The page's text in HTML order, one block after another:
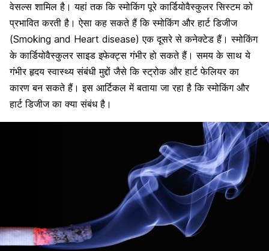
वेसल्स शामिल है। यहां तक कि स्मोकिंग पूरे कार्डियोवैस्कुलर सिस्टम को
प्रभावित करती है। ऐसा कह सकते हैं कि स्मोकिंग और हार्ट डिजीज
(Smoking and Heart disease) एक दूसरे से कनेक्टेड हैं। स्मोकिंग
के कार्डियोवैस्कुलर साइड इफेक्ट्स गंभीर हो सकते हैं। समय के साथ ये
गंभीर हृदय स्वास्थ्य संबंधी मुद्दों जैसे कि स्ट्रोक और हार्ट फेलियर का
कारण बन सकते हैं। इस आर्टिकल में बताया जा रहा है कि स्मोकिंग और
हार्ट डिजीज का क्या संबंध है।